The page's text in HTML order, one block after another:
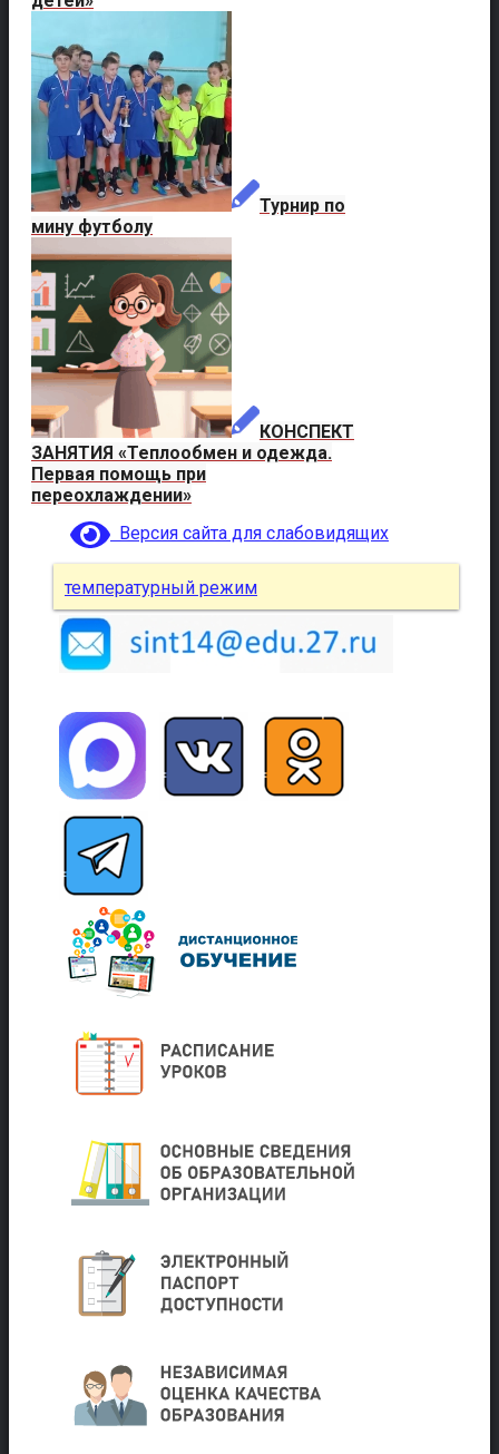
Турнир по
мину футболу
КОНСПЕКТ
ЗАНЯТИЯ «Теплообмен и одежда.
Первая помощь при
переохлаждении»
Версия сайта для слабовидящих
температурный режим